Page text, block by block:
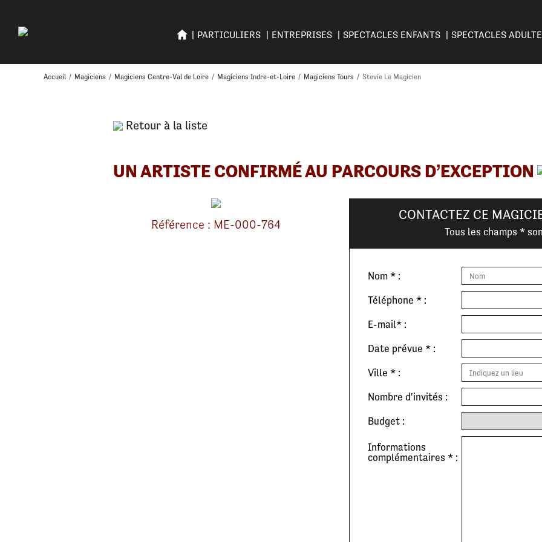
PARTICULIERS ENTREPRISES SPECTACLES ENFANTS SPECTACLES
Accueil / Magiciens / Magiciens Centre-Val de Loire / Magiciens Indre-et-Loire / Magiciens Tours / Stevie Le Magicien
Retour à la liste
UN ARTISTE CONFIRMÉ AU PARCOURS D’EXCEPTION
Référence : ME-000-764
CONTACTEZ CE
Tous les champs *
Nom * :
Téléphone * :
E-mail* :
Date prévue * :
Ville * :
Nombre d'invités :
Budget :
Informations
complémentaires * :